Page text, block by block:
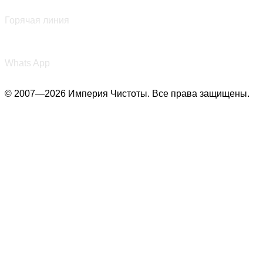
Горячая линия
Whats App
© 2007—2026 Империя Чистоты. Все права защищены.